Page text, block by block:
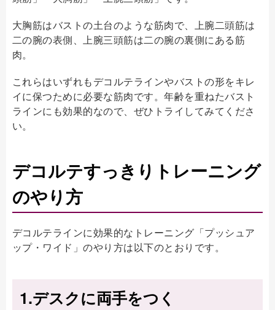
大胸筋はバストの土台のような筋肉で、上腕二頭筋は
二の腕の表側、上腕三頭筋は二の腕の裏側にある筋
肉。
これらはいずれもデコルテラインやバストの形をキレ
イに保つために必要な筋肉です。年齢を重ねたバスト
ラインにも効果的なので、ぜひトライしてみてくださ
い。
デコルテすっきりトレーニング
のやり方
デコルテラインに効果的なトレーニング「プッシュア
ップ・ワイド」のやり方は以下のとおりです。
1.デスクに両手をつく